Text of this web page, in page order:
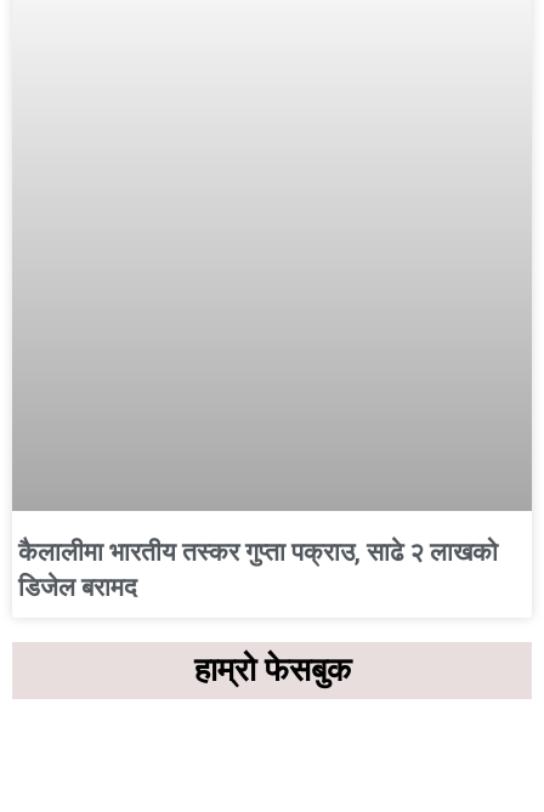
कैलालीमा भारतीय तस्कर गुप्ता पक्राउ, साढे २ लाखको
डिजेल बरामद
हाम्रो फेसबुक